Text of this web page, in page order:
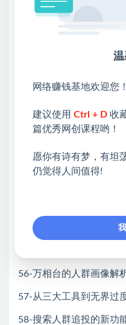
45-引力魔方标准计划之
46-引力魔方优化投产之
48-万相台的资源位解析
49-万相台拉新快提升宝
50-万相台上新快的匹配
51-万相台货品加速的配
54-万相台超级短视频提
56-万相台的人群画像解
57-从三大工具到无界过
58-搜索人群追投的新功
网络赚钱基地欢迎您！
建议使用 Ctrl + D 收
篇优秀网创课程哟！
愿你有诗有梦，有坦
仍觉得人间值得!